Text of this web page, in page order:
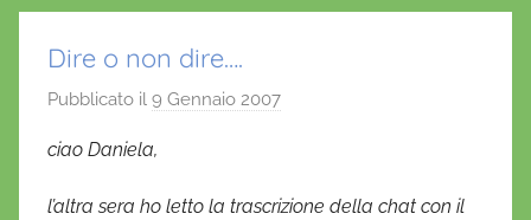
Dire o non dire….
Pubblicato il 9 Gennaio 2007
ciao Daniela,
l’altra sera ho letto la trascrizione della chat con il